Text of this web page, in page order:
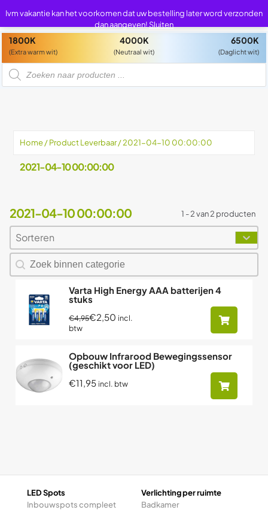
1800K
(Extra warm wit)
4000K
(Neutraal wit)
6500K
(Daglicht wit)
P
d
Home/ Product Leverbaar / 2021-04-10 00:00:00
2021-04-10 00:00:00
2021-04-10 00:00:00 1 - 2 van 2 producten
Sorteren
Sort content
Zoeken naar producten
Search content
Varta High Energy AAA batterijen 4
stuks
€4,95€2,50 incl.
btw
Opbouw Infrarood Bewegingssensor
(geschikt voor LED)
€11,95 incl. btw
LED Spots
Inbouwspots compleet
Verlichting per ruimte
Badkamer
Ivm vakantie kan het voorkomen dat uw bestelling later word verzonden
dan aangeven! Sluiten